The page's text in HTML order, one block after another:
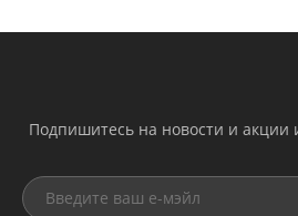
Подпишитесь на новости и акции